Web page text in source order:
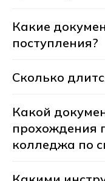
Какие
поступления?
Сколько
Какой
прохождения
колледжа по
консультацию
не дожидаясь
Нажимая на кнопку
я даюСогласие на